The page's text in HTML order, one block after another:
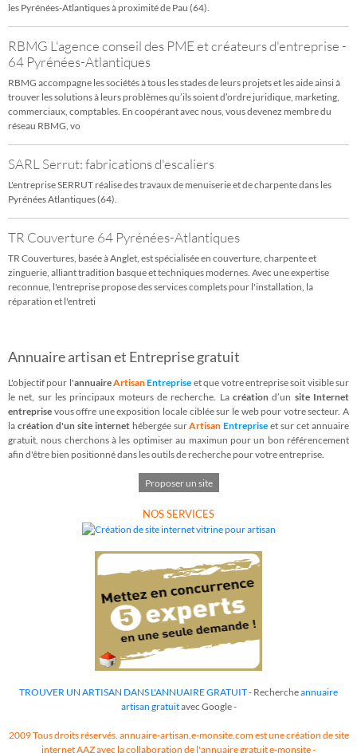
les Pyrénées-Atlantiques à proximité de Pau (64).
RBMG L'agence conseil des PME et créateurs d'entreprise -
64 Pyrénées-Atlantiques
RBMG accompagne les sociétés à tous les stades de leurs projets et les aide ainsi à
trouver les solutions à leurs problèmes qu’ils soient d’ordre juridique, marketing,
commerciaux, comptables. En coopérant avec nous, vous devenez membre du
réseau RBMG, vo
SARL Serrut: fabrications d'escaliers
L'entreprise SERRUT réalise des travaux de menuiserie et de charpente dans les
Pyrénées Atlantiques (64).
TR Couverture 64 Pyrénées-Atlantiques
TR Couvertures, basée à Anglet, est spécialisée en couverture, charpente et
zinguerie, alliant tradition basque et techniques modernes. Avec une expertise
reconnue, l'entreprise propose des services complets pour l'installation, la
réparation et l'entreti
Annuaire artisan et Entreprise gratuit
L'objectif pour l'annuaireArtisanEntreprise et que votre entreprise soit visible sur
le net, sur les principaux moteurs de recherche. La création d’un site Internet
entreprise vous offre une exposition locale ciblée sur le web pour votre secteur. A
la création d'un site internet hébergée surArtisan Entreprise et sur cet annuaire
gratuit, nous cherchons à les optimiser au maximun pour un bon référencement
afin d'être bien positionné dans les outils de recherche pour votre entreprise.
Proposer un site
NOS SERVICES
TROUVER UN ARTISAN DANS L'ANNUAIRE GRATUIT- Rechercheannuaire
artisan gratuitavec Google -
2009 Tous droits réservés. annuaire-artisan.e-monsite.com est une création de site
internet AAZ avec la collaboration de l'annuaire gratuite-monsite-